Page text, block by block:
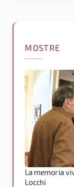
MOSTRE
La memoria
Locchi